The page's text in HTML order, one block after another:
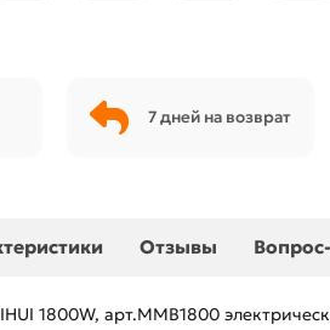
7 дней на возврат
Отзывы
1800W, арт.MMB1800